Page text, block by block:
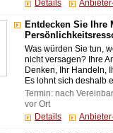
Details
Entdecken Sie Ihre
Was würden Sie tun,
nicht versagen? Ihre
Denken, Ihr Handeln,
Es lohnt sich deshalb
Termin: nach
vor Ort
Details